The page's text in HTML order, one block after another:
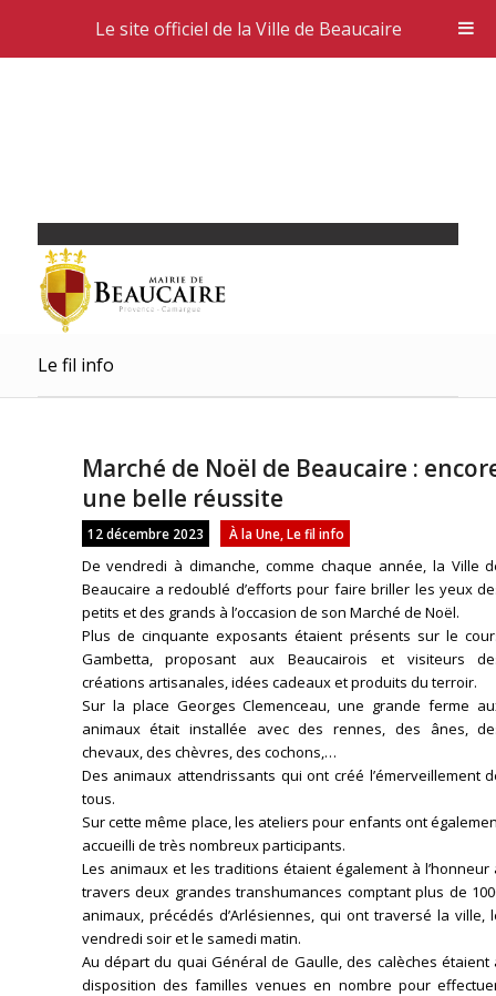
Le fil info
Marché de Noël de Beaucaire :
une belle réussite
12 décembre 2023 À la Une, Le fil info
De vendredi à dimanche, comme chaque année, la Ville
Beaucaire a redoublé d’efforts pour faire briller les yeux
petits et des grands à l’occasion de son Marché de Noël.
Plus de cinquante exposants étaient présents sur le
Gambetta, proposant aux Beaucairois et visiteurs
créations artisanales, idées cadeaux et produits du terroir.
Sur la place Georges Clemenceau, une grande ferme
animaux était installée avec des rennes, des ânes,
chevaux, des chèvres, des cochons,…
Des animaux attendrissants qui ont créé l’émerveillement
tous.
Sur cette même place, les ateliers pour enfants ont
accueilli de très nombreux participants.
Les animaux et les traditions étaient également à l’honneur
travers deux grandes transhumances comptant plus de
animaux, précédés d’Arlésiennes, qui ont traversé la ville,
vendredi soir et le samedi matin.
Au départ du quai Général de Gaulle, des calèches étaient
disposition des familles venues en nombre pour
Le site officiel de la Ville de Beaucaire